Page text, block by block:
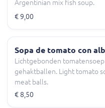
Argentinian mix fish soup.
€ 9,00
Sopa de tomato con
Lichtgebonden
gehaktballen. Light tomato
meat balls.
€ 8,50